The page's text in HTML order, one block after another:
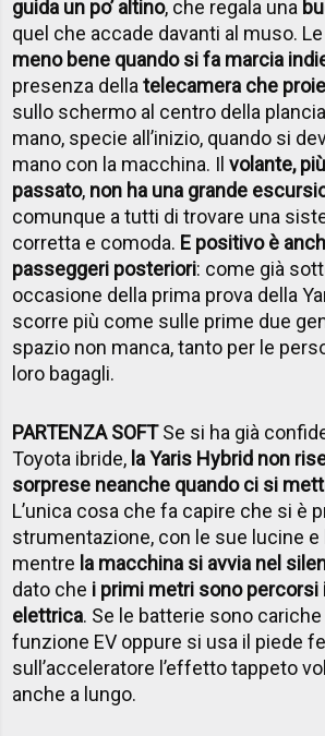
guida un po’ altino, che regala una
quel che accade davanti al muso.
meno bene quando si fa marcia
presenza dellatelecamera che
sullo schermo al centro della
mano, specie all’inizio, quando si
mano con la macchina. Ilvolante,
passato, non ha una grande
comunque a tutti di trovare una
corretta e comoda. E positivo è
passeggeri posteriori: come già
occasione della prima prova della
scorre più come sulle prime due
spazio non manca, tanto per le
loro bagagli.
PARTENZA SOFTSe si ha già
Toyota ibride, la Yaris Hybrid non
sorprese neanche quando ci si
L’unica cosa che fa capire che si è
strumentazione, con le sue lucine
mentre la macchina si avvia nel
dato che i primi metri sono percorsi
elettrica. Se le batterie sono
funzione EV oppure si usa il piede
sull’acceleratore l’effetto tappeto
anche a lungo.